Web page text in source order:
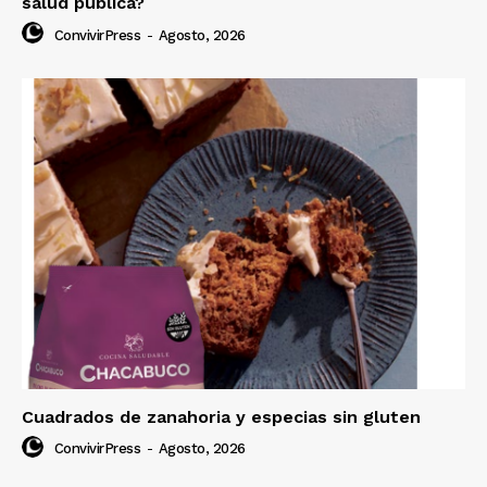
ConvivirPress - Agosto, 2026
Cuadrados de zanahoria y especias sin gluten
ConvivirPress - Agosto, 2026